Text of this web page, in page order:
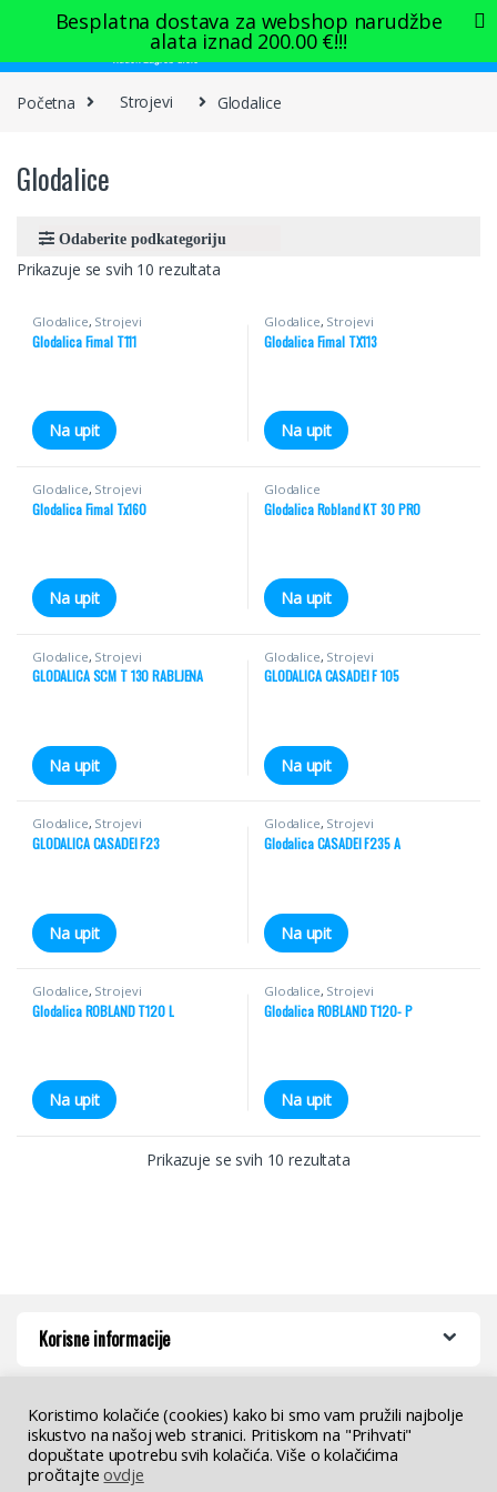
Skip to navigation
Skip to content
Početna Strojevi Glodalice
Glodalice
Prikazuje se svih 10 rezultata
Glodalice, Strojevi
Glodalica Fimal T111
Na upit
Glodalice, Strojevi
Glodalica Fimal TX113
Na upit
Glodalice, Strojevi
Glodalica Fimal Tx160
Na upit
Glodalice
Glodalica Robland KT 30 PRO
Na upit
Glodalice, Strojevi
GLODALICA SCM T 130 RABLJENA
Na upit
Glodalice, Strojevi
GLODALICA CASADEI F 105
Na upit
Glodalice, Strojevi
GLODALICA CASADEI F23
Na upit
Glodalice, Strojevi
Glodalica CASADEI F235 A
Na upit
Glodalice, Strojevi
Glodalica ROBLAND T120 L
Na upit
Glodalice, Strojevi
Glodalica ROBLAND T120- P
Na upit
Prikazuje se svih 10 rezultata
Korisne informacije
Koristimo kolačiće (cookies) kako bi smo vam pružili najbolje
iskustvo na našoj web stranici. Pritiskom na "Prihvati"
dopuštate upotrebu svih kolačića. Više o kolačićima
pročitajteovdje
Besplatna dostava za webshop narudžbe
alata iznad 200.00 €!!!